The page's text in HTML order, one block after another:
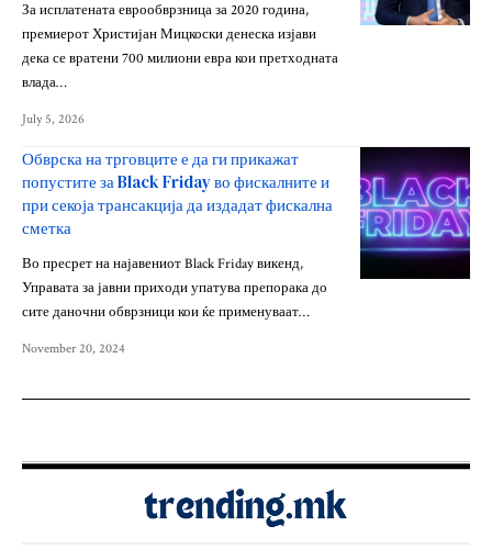
За исплатената еврообврзница за 2020 година,
премиерот Христијан Мицкоски денеска изјави
дека се вратени 700 милиони евра кои претходната
влада…
July 5, 2026
Обврска на трговците е да ги прикажат
попустите за Black Friday во фискалните и
при секоја трансакција да издадат фискална
сметка
Во пресрет на најавениот Black Friday викенд,
Управата за јавни приходи упатува препорака до
сите даночни обврзници кои ќе применуваат…
November 20, 2024